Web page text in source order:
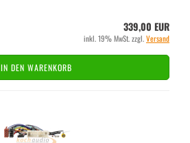
339,00 EUR
inkl. 19% MwSt. zzgl.Versand
IN DEN WARENKORB